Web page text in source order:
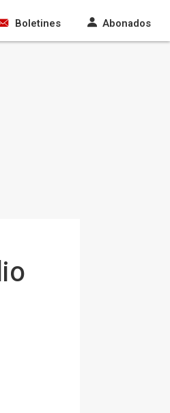
Boletines Abonados